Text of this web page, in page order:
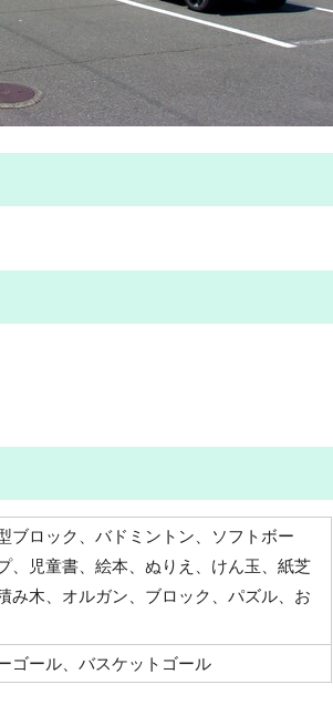
ブロック、バドミントン、ソフトボー
、児童書、絵本、ぬりえ、けん玉、紙芝
み木、オルガン、ブロック、パズル、お
ゴール、バスケットゴール